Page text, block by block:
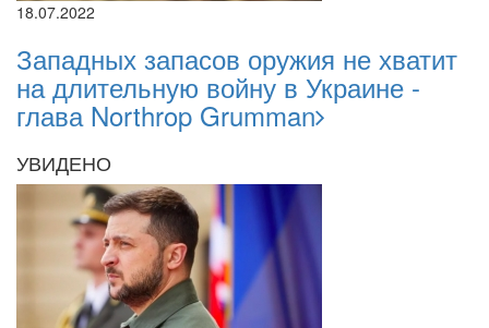
18.07.2022
Западных запасов оружия не хватит
на длительную войну в Украине -
глава Northrop Grumman
УВИДЕНО